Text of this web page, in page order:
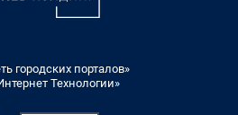
городских порталов»
Технологии»